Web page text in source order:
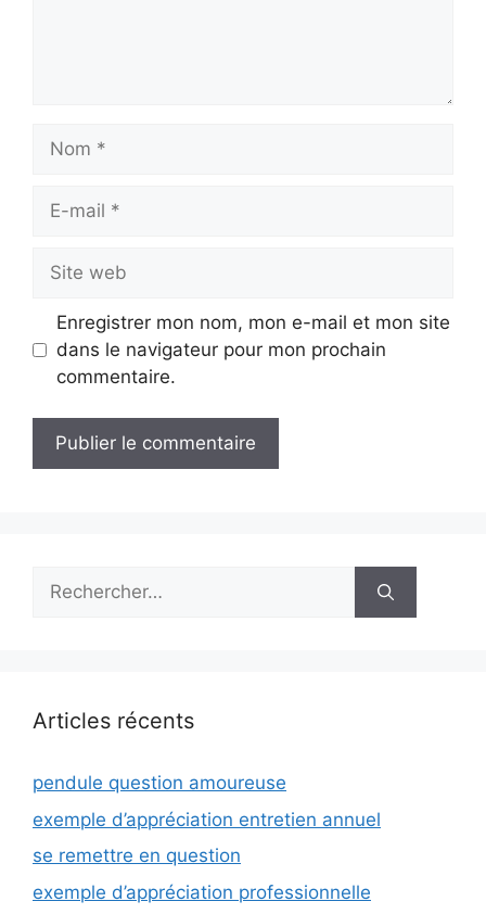
mail
web
Enregistrer mon nom, mon e-mail et mon site
dans le navigateur pour mon prochain
commentaire.
Rechercher :
Articles récents
pendule question amoureuse
exemple d’appréciation entretien annuel
se remettre en question
exemple d’appréciation professionnelle